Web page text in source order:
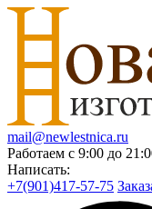
mail@newlestnica.ru
Работаем с 9:00 до
Написать:
+7(901)417-57-75